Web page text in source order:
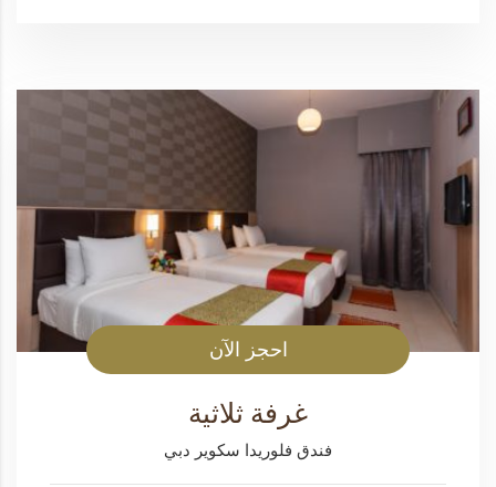
احجز الآن
غرفة ثلاثية
فندق فلوريدا سكوير دبي